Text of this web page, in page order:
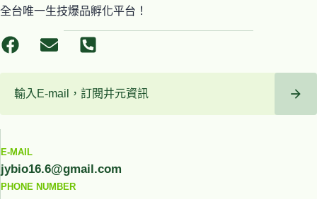
全台唯一生技爆品孵化平台！
E-MAIL
jybio16.6@gmail.com
PHONE NUMBER